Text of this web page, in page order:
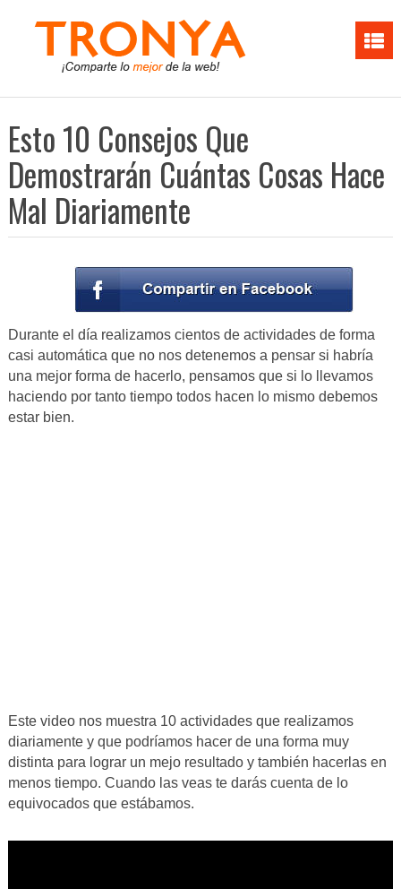
Esto 10 Consejos Que
Demostrarán Cuántas Cosas Hace
Mal Diariamente
Durante el día realizamos cientos de actividades de forma
casi automática que no nos detenemos a pensar si habría
una mejor forma de hacerlo, pensamos que si lo llevamos
haciendo por tanto tiempo todos hacen lo mismo debemos
estar bien.
Este video nos muestra 10 actividades que realizamos
diariamente y que podríamos hacer de una forma muy
distinta para lograr un mejo resultado y también hacerlas en
menos tiempo. Cuando las veas te darás cuenta de lo
equivocados que estábamos.